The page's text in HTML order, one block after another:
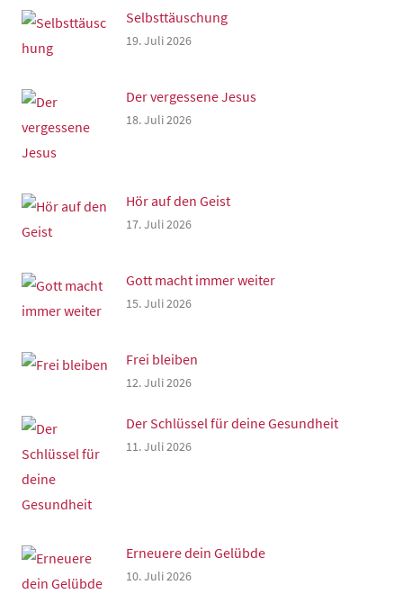
Selbsttäuschung
19. Juli 2026
Der vergessene Jesus
18. Juli 2026
Hör auf den Geist
17. Juli 2026
Gott macht immer weiter
15. Juli 2026
Frei bleiben
12. Juli 2026
Der Schlüssel für deine Gesundheit
11. Juli 2026
Erneuere dein Gelübde
10. Juli 2026